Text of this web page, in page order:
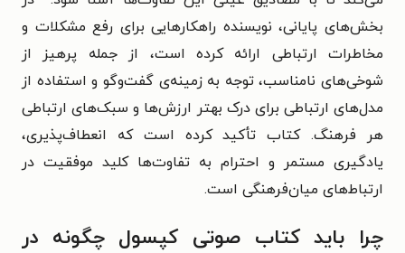
بخش‌های پایانی، نویسنده راهکارهایی برای رفع مشکلات و
مخاطرات ارتباطی ارائه کرده است، از جمله پرهیز از
شوخی‌های نامناسب، توجه به زمینه‌ی گفت‌وگو و استفاده از
مدل‌های ارتباطی برای درک بهتر ارزش‌ها و سبک‌های ارتباطی
هر فرهنگ. کتاب تأکید کرده است که انعطاف‌پذیری،
یادگیری مستمر و احترام به تفاوت‌ها کلید موفقیت در
ارتباط‌های میان‌فرهنگی است.
چرا باید کتاب صوتی کپسول چگونه در